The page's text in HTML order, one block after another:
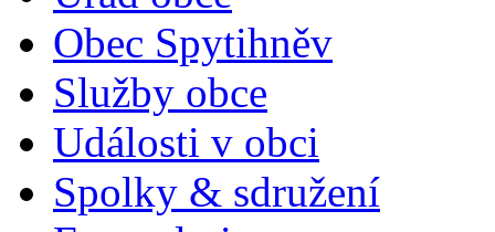
Obec Spytihněv
Služby obce
Události v obci
Spolky & sdružení